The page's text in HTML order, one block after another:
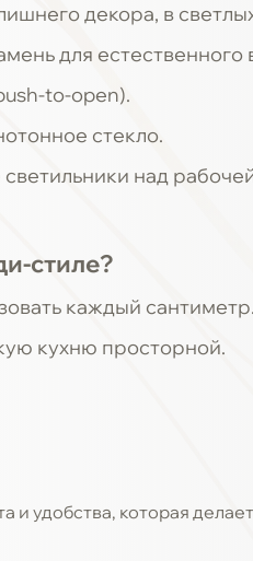
декора, в
для естественного
to-open).
стекло.
над
стиле?
каждый сантиметр.
кухню просторной.
и удобства, которая